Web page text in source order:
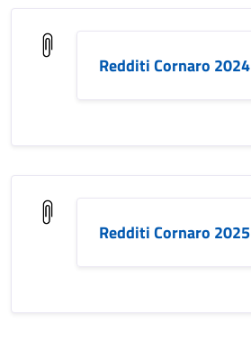
Redditi Cornaro 2024
Redditi Cornaro 2025